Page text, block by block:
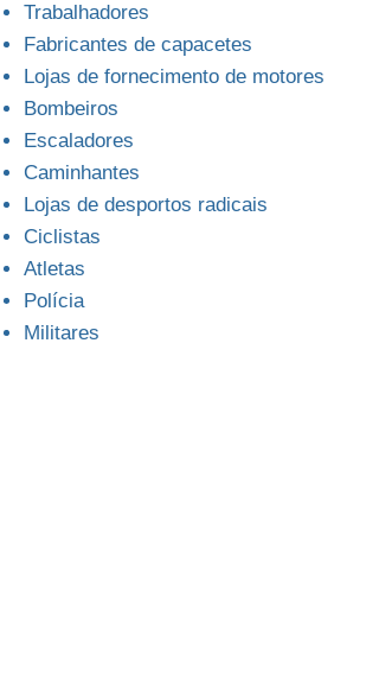
Trabalhadores
Fabricantes de capacetes
Lojas de fornecimento de motores
Bombeiros
Escaladores
Caminhantes
Lojas de desportos radicais
Ciclistas
Atletas
Polícia
Militares